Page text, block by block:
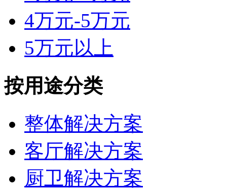
4万元-5万元
5万元以上
按用途分类
整体解决方案
客厅解决方案
厨卫解决方案